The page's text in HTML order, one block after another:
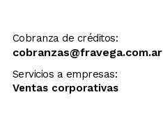
Cobranza de créditos:
cobranzas@fravega.com.ar
Servicios a empresas:
Ventas corporativas